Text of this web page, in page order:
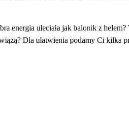
energia uleciała jak balonik z
Dla ułatwienia podamy Ci kilka